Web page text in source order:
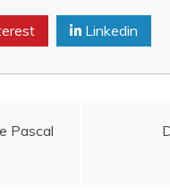
Linkedin
Pascal